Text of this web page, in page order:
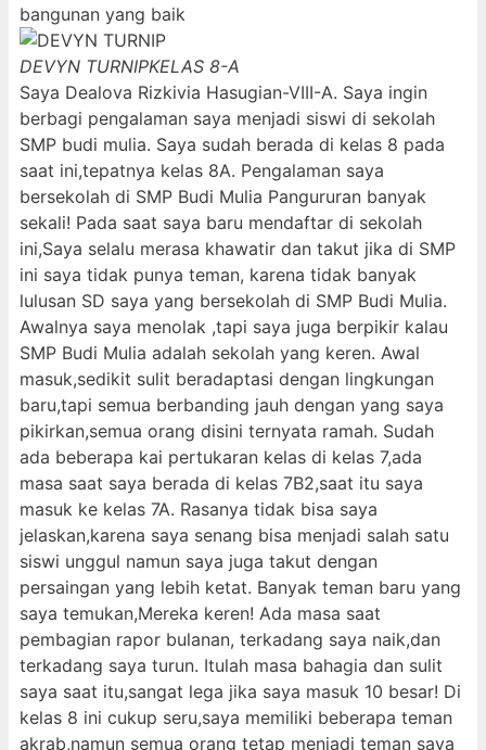
bangunan yang baik
DEVYN TURNIPKELAS 8-A
Saya Dealova Rizkivia Hasugian-VIII-A. Saya ingin
berbagi pengalaman saya menjadi siswi di sekolah
SMP budi mulia. Saya sudah berada di kelas 8 pada
saat ini,tepatnya kelas 8A. Pengalaman saya
bersekolah di SMP Budi Mulia Pangururan banyak
sekali! Pada saat saya baru mendaftar di sekolah
ini,Saya selalu merasa khawatir dan takut jika di SMP
ini saya tidak punya teman, karena tidak banyak
lulusan SD saya yang bersekolah di SMP Budi Mulia.
Awalnya saya menolak ,tapi saya juga berpikir kalau
SMP Budi Mulia adalah sekolah yang keren. Awal
masuk,sedikit sulit beradaptasi dengan lingkungan
baru,tapi semua berbanding jauh dengan yang saya
pikirkan,semua orang disini ternyata ramah. Sudah
ada beberapa kai pertukaran kelas di kelas 7,ada
masa saat saya berada di kelas 7B2,saat itu saya
masuk ke kelas 7A. Rasanya tidak bisa saya
jelaskan,karena saya senang bisa menjadi salah satu
siswi unggul namun saya juga takut dengan
persaingan yang lebih ketat. Banyak teman baru yang
saya temukan,Mereka keren! Ada masa saat
pembagian rapor bulanan, terkadang saya naik,dan
terkadang saya turun. Itulah masa bahagia dan sulit
saya saat itu,sangat lega jika saya masuk 10 besar! Di
kelas 8 ini cukup seru,saya memiliki beberapa teman
akrab,namun semua orang tetap menjadi teman saya